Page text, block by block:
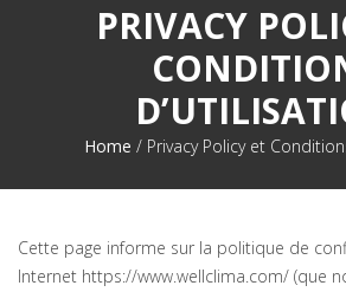
PRIVACY
Home / Privacy Policy et
Cette page informe sur la politique de
Internet https://www.wellclima.com/ (que